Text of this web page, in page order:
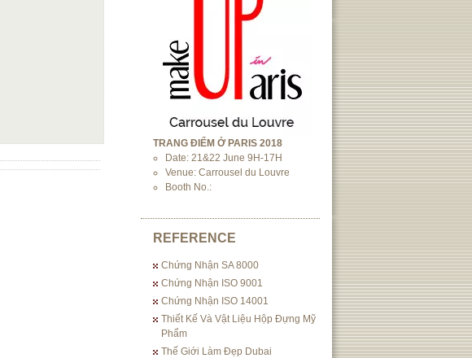
TRANG ĐIỂM Ở PARIS 2018
Date: 21&22 June 9H-17H
Venue: Carrousel du Louvre
Booth No.:
REFERENCE
Chứng Nhận SA 8000
Chứng Nhận ISO 9001
Chứng Nhận ISO 14001
Thiết Kế Và Vật Liệu Hộp Đựng Mỹ
Phẩm
Thế Giới Làm Đẹp Dubai